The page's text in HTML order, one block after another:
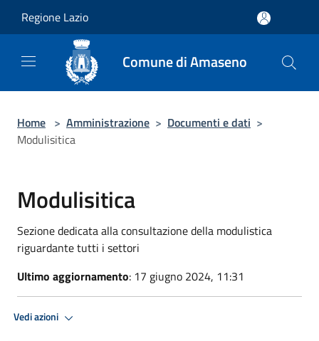
Regione Lazio
Comune di Amaseno
Home > Amministrazione > Documenti e dati >
Modulisitica
Modulisitica
Sezione dedicata alla consultazione della modulistica
riguardante tutti i settori
Ultimo aggiornamento: 17 giugno 2024, 11:31
Vedi azioni